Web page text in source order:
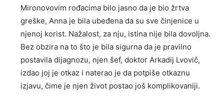
Mironovovim rođacima bilo jasno da je bio žrtva
greške, Anna je bila ubeđena da su sve činjenice u
njenoj korist. Nažalost, za nju, istina nije bila dovoljna.
Bez obzira na to što je bila sigurna da je pravilno
postavila dijagnozu, njen šef, doktor Arkadij Lvovič,
izdao joj je otkaz i naterao je da potpiše otkaznu
izjavu, čime je njen život postao još komplikovaniji.